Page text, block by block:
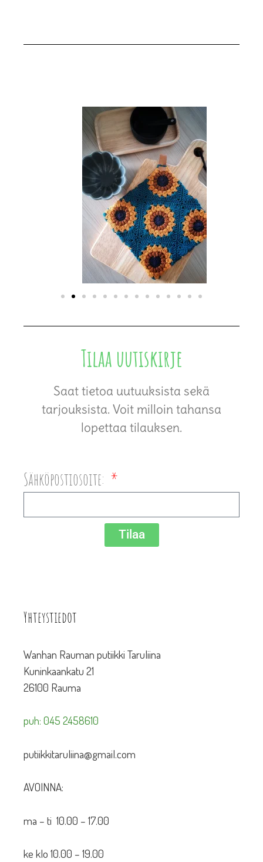
Tilaa uutiskirje
Saat tietoa uutuuksista sekä
tarjouksista. Voit milloin tahansa
lopettaa tilauksen.
Sähköpostiosoite:
Tilaa
Yhteystiedot
Wanhan Rauman putiikki Taruliina
Kuninkaankatu 21
26100 Rauma
puh: 045 2458610
putiikkitaruliina@gmail.com
AVOINNA:
ma – ti 10.00 – 17.00
ke klo 10.00 – 19.00